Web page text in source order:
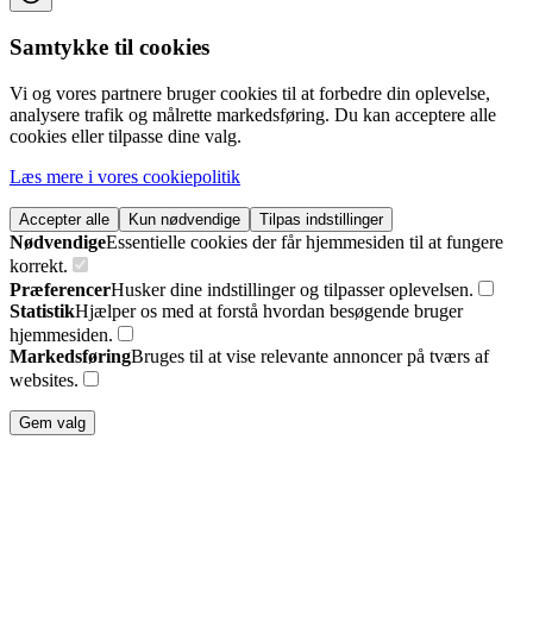
Samtykke til cookies
Vi og vores partnere bruger cookies til at forbedre din oplevelse,
analysere trafik og målrette markedsføring. Du kan acceptere alle
cookies eller tilpasse dine valg.
Læs mere i vores cookiepolitik
Accepter alle Kun nødvendige Tilpas indstillinger
NødvendigeEssentielle cookies der får hjemmesiden til at fungere
korrekt.
PræferencerHusker dine indstillinger og tilpasser oplevelsen.
StatistikHjælper os med at forstå hvordan besøgende bruger
hjemmesiden.
MarkedsføringBruges til at vise relevante annoncer på tværs af
websites.
Gem valg